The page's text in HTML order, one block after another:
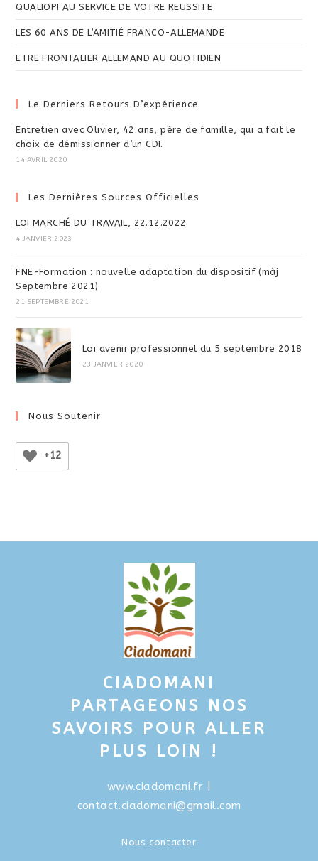
QUALIOPI AU SERVICE DE VOTRE REUSSITE
LES 60 ANS DE L’AMITIÉ FRANCO-ALLEMANDE
ETRE FRONTALIER ALLEMAND AU QUOTIDIEN
Le Derniers Retours D’expérience
Entretien avec Olivier, 42 ans, père de famille, qui a fait le
choix de démissionner d’un CDI.
14 AVRIL 2020
Les Dernières Sources Officielles
LOI MARCHÉ DU TRAVAIL, 22.12.2022
4 JANVIER 2023
FNE-Formation : nouvelle adaptation du dispositif (màj
Septembre 2021)
21 SEPTEMBRE 2021
Loi avenir professionnel du 5 septembre 2018
23 JANVIER 2020
Nous Soutenir
+12
CIADOMANI
PARTAGEONS NOS
SAVOIRS POUR ALLER
PLUS LOIN !
www.ciadomani.fr
contact.ciadomani@gmail.com
Nous contacter